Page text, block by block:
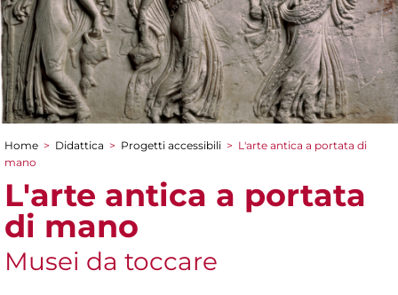
Tu sei qui
Home > Didattica > Progetti accessibili > L'arte antica a portata di
mano
L'arte antica a portata
di mano
Musei da toccare